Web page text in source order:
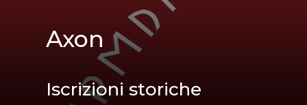
Axon
Iscrizioni storiche